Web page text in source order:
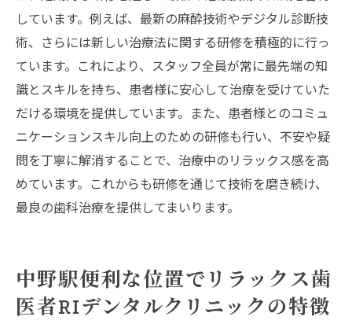
しています。例えば、最新の麻酔技術やデジタル診断技
術、さらには新しい治療法に関する研修を積極的に行っ
ています。これにより、スタッフ全員が常に最先端の知
識とスキルを持ち、患者様に安心して治療を受けていた
だける環境を提供しています。また、患者様とのコミュ
ニケーションスキル向上のための研修も行い、不安や疑
問を丁寧に解消することで、治療中のリラックス感を高
めています。これからも研修を通じて技術を磨き続け、
最良の歯科治療を提供してまいります。
中野駅便利な位置でリラックス歯
医者RIデンタルクリニックの特徴